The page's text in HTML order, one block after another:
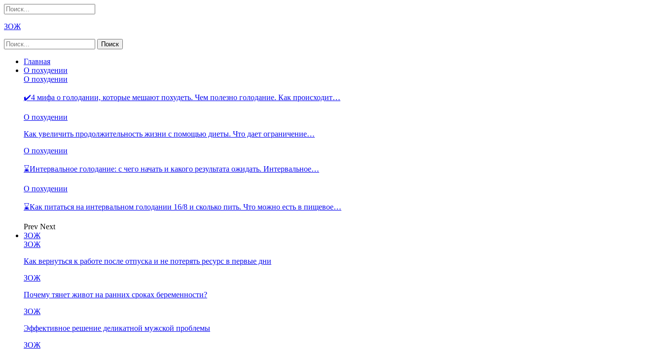
ЗОЖ
Главная
О похудении
О похудении
✔️4 мифа о голодании, которые мешают похудеть. Чем полезно голодание. Как происходит…
О похудении
Как увеличить продолжительность жизни с помощью диеты. Что дает ограничение…
О похудении
⌛Интервальное голодание: с чего начать и какого результата ожидать. Интервальное…
О похудении
⌛Как питаться на интервальном голодании 16/8 и сколько пить. Что можно есть в пищевое…
Prev Next
ЗОЖ
ЗОЖ
Как вернуться к работе после отпуска и не потерять ресурс в первые дни
ЗОЖ
Почему тянет живот на ранних сроках беременности?
ЗОЖ
Эффективное решение деликатной мужской проблемы
ЗОЖ